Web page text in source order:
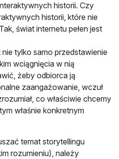
historii. Czy
historii, które nie
świat internetu pełen jest
nie tylko samo przedstawienie
wciągnięcia w nią
żeby odbiorca ją
zaangażowanie, wczuł
co właściwie chcemy
właśnie konkretnym
temat storytellingu
rozumieniu), należy